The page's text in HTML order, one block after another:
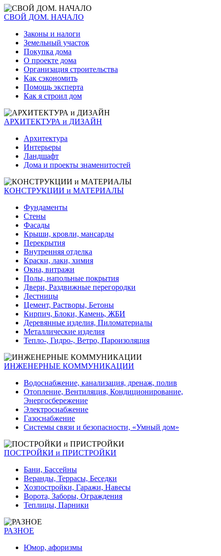
СВОЙ ДОМ. НАЧАЛО
Законы и налоги
Земельный участок
Покупка дома
О проекте дома
Организация строительства
Как сэкономить
Помощь эксперта
Как я строил дом
АРХИТЕКТУРА и ДИЗАЙН
Архитектура
Интерьеры
Ландшафт
Дома и проекты знаменитостей
КОНСТРУКЦИИ и МАТЕРИАЛЫ
Фундаменты
Стены
Фасады
Крыши, кровли, мансарды
Перекрытия
Внутренняя отделка
Краски, лаки, химия
Окна, витражи
Полы, напольные покрытия
Двери, Раздвижные перегородки
Лестницы
Цемент, Растворы, Бетоны
Кирпич, Блоки, Камень, ЖБИ
Деревянные изделия, Пиломатериалы
Металлические изделия
Тепло-, Гидро-, Ветро, Пароизоляция
ИНЖЕНЕРНЫЕ КОММУНИКАЦИИ
Водоснабжение, канализация, дренаж, полив
Отопление, Вентиляция, Кондиционирование,
Энергосбережение
Электроснабжение
Газоснабжение
Системы связи и безопасности, «Умный дом»
ПОСТРОЙКИ и ПРИСТРОЙКИ
Бани, Бассейны
Веранды, Террасы, Беседки
Хозпостройки, Гаражи, Навесы
Ворота, Заборы, Ограждения
Теплицы, Парники
РАЗНОЕ
Юмор, афоризмы